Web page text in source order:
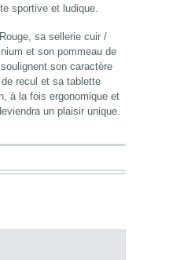
sportive et ludique.
sa sellerie cuir /
et son pommeau de
son caractère
recul et sa tablette
à la fois ergonomique et
un plaisir unique.